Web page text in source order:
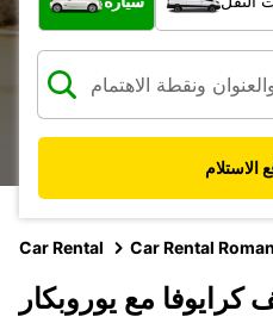
الاستلام
Car Rental Car Rental
كرايوفا مع يوروبكار